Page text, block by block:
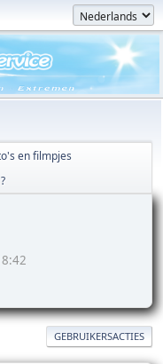
en filmpjes
GEBRUIKERSACTIES